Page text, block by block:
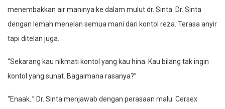
menembakkan air maninya ke dalam mulut dr. Sinta. Dr. Sinta
dengan lemah menelan semua mani dari kontol reza. Terasa anyir
tapi ditelan juga.
“Sekarang kau nikmati kontol yang kau hina. Kau bilang tak ingin
kontol yang sunat. Bagaimana rasanya?”
“Enaak..” Dr. Sinta menjawab dengan perasaan malu. Cersex